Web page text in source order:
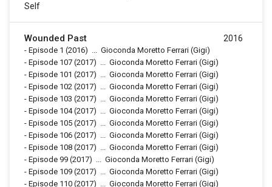
Self
Wounded Past
- Episode 1 (2016)
Gioconda Moretto Ferrari (Gigi)
- Episode 107 (2017)
Gioconda Moretto Ferrari (Gigi)
- Episode 101 (2017)
Gioconda Moretto Ferrari (Gigi)
- Episode 102 (2017)
Gioconda Moretto Ferrari (Gigi)
- Episode 103 (2017)
Gioconda Moretto Ferrari (Gigi)
- Episode 104(2017)
Gioconda Moretto Ferrari (Gigi)
- Episode 105 (2017)
Gioconda Moretto Ferrari (Gigi)
- Episode 106 (2017)
Gioconda Moretto Ferrari (Gigi)
- Episode 108 (2017)
Gioconda Moretto Ferrari (Gigi)
- Episode 99 (2017)
Gioconda Moretto Ferrari (Gigi)
- Episode 109 (2017)
Gioconda Moretto Ferrari (Gigi)
- Episode 110 (2017)
Gioconda Moretto Ferrari (Gigi)
2016